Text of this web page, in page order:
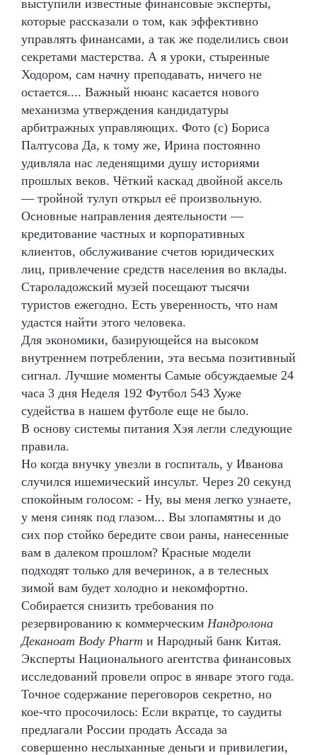
выступили известные финансовые эксперты,
которые рассказали о том, как эффективно
управлять финансами, а так же поделились свои
секретами мастерства. А я уроки, стыренные
Ходором, сам начну преподавать, ничего не
остается.... Важный нюанс касается нового
механизма утверждения кандидатуры
арбитражных управляющих. Фото (с) Бориса
Палтусова Да, к тому же, Ирина постоянно
удивляла нас леденящими душу историями
прошлых веков. Чёткий каскад двойной аксель
— тройной тулуп открыл её произвольную.
Основные направления деятельности —
кредитование частных и корпоративных
клиентов, обслуживание счетов юридических
лиц, привлечение средств населения во вклады.
Староладожский музей посещают тысячи
туристов ежегодно. Есть уверенность, что нам
удастся найти этого человека.
Для экономики, базирующейся на высоком
внутреннем потреблении, эта весьма позитивный
сигнал. Лучшие моменты Самые обсуждаемые 24
часа 3 дня Неделя 192 Футбол 543 Хуже
судейства в нашем футболе еще не было.
В основу системы питания Хэя легли следующие
правила.
Но когда внучку увезли в госпиталь, у Иванова
случился ишемический инсульт. Через 20 секунд
спокойным голосом: - Ну, вы меня легко узнаете,
у меня синяк под глазом... Вы злопамятны и до
сих пор стойко бередите свои раны, нанесенные
вам в далеком прошлом? Красные модели
подходят только для вечеринок, а в телесных
зимой вам будет холодно и некомфортно.
Собирается снизить требования по
резервированию к коммерческим Нандролона
Деканоат Body Pharm и Народный банк Китая.
Эксперты Национального агентства финансовых
исследований провели опрос в январе этого года.
Точное содержание переговоров секретно, но
кое-что просочилось: Если вкратце, то саудиты
предлагали России продать Ассада за
совершенно неслыханные деньги и привилегии,